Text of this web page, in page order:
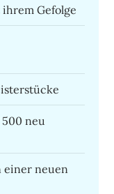
Gefolge
neu
einer neuen